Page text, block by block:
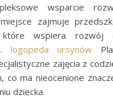
wsparcie
zajmuje
które wspiera rozwój
logopeda ursynów
zajęcia z
co ma nieocenione
dziecka.